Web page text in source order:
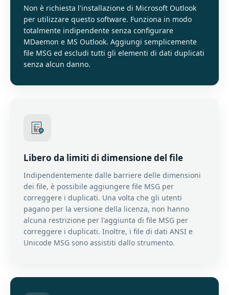
Non è richiesta l'installazione di Microsoft Outlook
per utilizzare questo software. Funziona in modo
totalmente indipendente senza configurare
MDaemon e MS Outlook. Aggiungi semplicemente
file MSG ed escludi tutti gli elementi di dati duplicati
senza alcun danno.
Libero da limiti di dimensione del file
Indipendentemente dalle barriere delle dimensioni
dei file, è possibile aggiungere file MSG per
correggere i duplicati. Una volta che gli utenti
pagano per la versione della licenza, non hanno
alcuna restrizione per l'aggiunta di file MSG per
correggere i duplicati. Inoltre, i file di dati ANSI e
Unicode MSG sono assistiti dallo strumento.